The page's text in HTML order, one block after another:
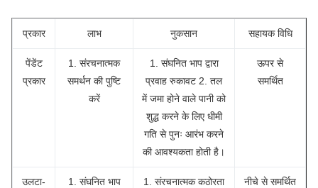
प्रकार लाभ नुकसान सहायक विधि
पेंडेंट
प्रकार
1. संरचनात्मक
समर्थन की पुष्टि
करें
1. संघनित भाप द्वारा
प्रवाह रुकावट 2. तल
में जमा होने वाले पानी को
शुद्ध करने के लिए धीमी
गति से पुनः आरंभ करने
की आवश्यकता होती है।
ऊपर से
समर्थित
उलटा-
1. संघनित भाप
1. संरचनात्मक कठोरता
नीचे से समर्थित